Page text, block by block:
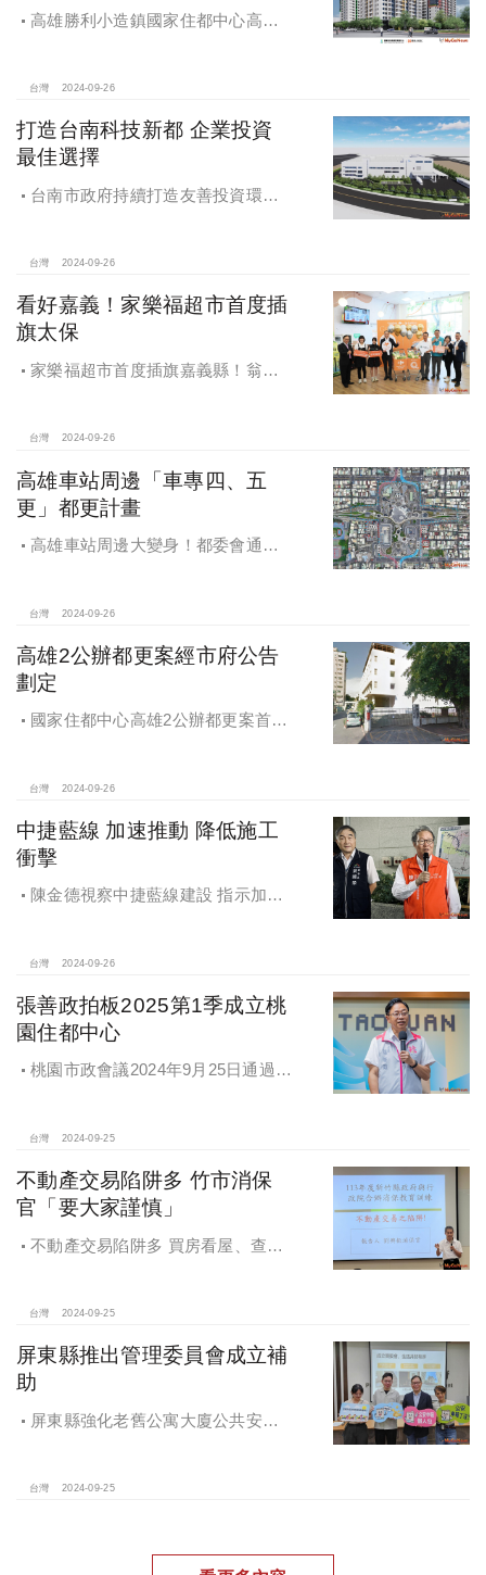
高雄勝利小造鎮國家住都中心高雄
台灣 2024-09-26
打造台南科技新都 企業投資
最佳選擇
台南市政府持續打造友善投資環
超過5萬個就業機會
台灣 2024-09-26
看好嘉義！家樂福超市首度插
旗太保
家樂福超市首度插旗嘉義縣！翁章
台灣 2024-09-26
高雄車站周邊「車專四、五
更」都更計畫
高雄車站周邊大變身！都委會通過
台灣 2024-09-26
高雄2公辦都更案經市府公告
劃定
國家住都中心高雄2公辦都更案首度
台灣 2024-09-26
中捷藍線 加速推動 降低施工
衝擊
陳金德視察中捷藍線建設 指示加速
台灣 2024-09-26
張善政拍板2025第1季成立桃
園住都中心
桃園市政會議2024年9月25日通過
住都中心
台灣 2024-09-25
不動產交易陷阱多 竹市消保
官「要大家謹慎」
不動產交易陷阱多 買房看屋、查
台灣 2024-09-25
屏東縣推出管理委員會成立補
助
屏東縣強化老舊公寓大廈公共安全
台灣 2024-09-25